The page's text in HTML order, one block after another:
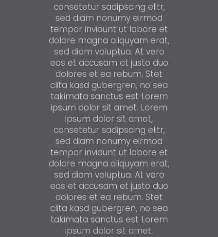
consetetur sadipscing elitr,
sed diam nonumy eirmod
tempor invidunt ut labore et
dolore magna aliquyam erat,
sed diam voluptua. At vero
eos et accusam et justo duo
dolores et ea rebum. Stet
clita kasd gubergren, no sea
takimata sanctus est Lorem
ipsum dolor sit amet. Lorem
ipsum dolor sit amet,
consetetur sadipscing elitr,
sed diam nonumy eirmod
tempor invidunt ut labore et
dolore magna aliquyam erat,
sed diam voluptua. At vero
eos et accusam et justo duo
dolores et ea rebum. Stet
clita kasd gubergren, no sea
takimata sanctus est Lorem
ipsum dolor sit amet.